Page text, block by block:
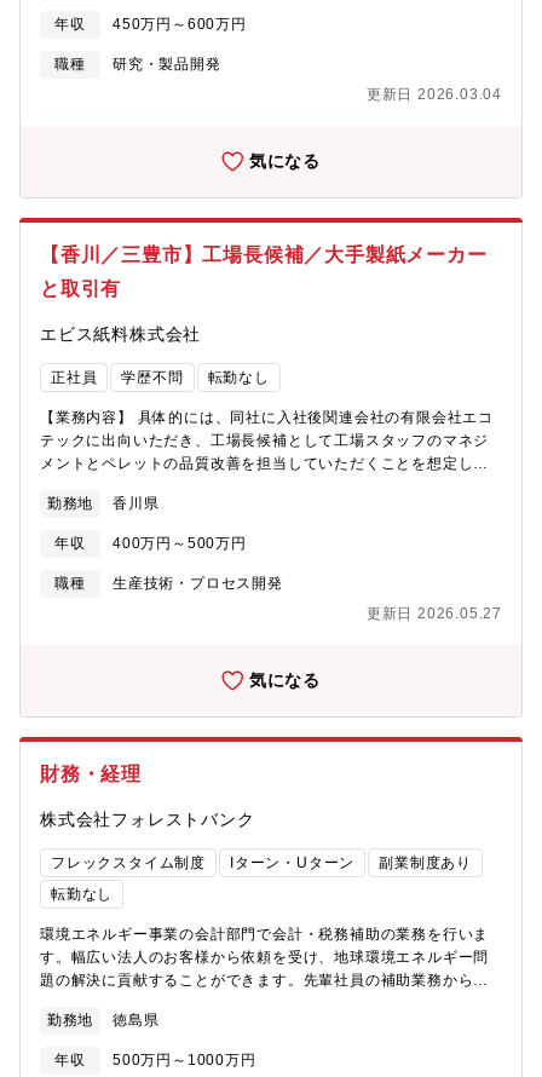
たな産業廃棄物処理技術の開発（化学分解処理、高効率熱分解処
理、水素合成・メタネーション等）■有用資源のリサイクル・再資
源化技術の開発（金属の分離・精製、貴金属の吸着回収、廃プラ
（新規分解菌の探求、微生物による金属回収、燃料・製剤・製品
とし、主に6つの分野で環境事業を展開。社会への貢献性も高く、
昨今は環境問題に多くの企業様が課題を持っており当社のニーズ
は拡大中です。160億を超える売上を誇り財務基盤も安定しており
安定性や将来性も抜群です。
年収 450万円～600万円
職種
研究・製品開発
更新日 2026.03.04
気になる
【香川／三豊市】工場長候補／大手製紙メーカー
と取引有
エビス紙料株式会社
正社員 学歴不問 転勤なし
【業務内容】 具体的には、同社に入社後関連会社の有限会社エコ
テックに出向いただき、工場長候補として工場スタッフのマネジ
メントとペレットの品質改善を担当していただくことを想定して
ットの品質改善活動（SPC認証などを取得して再生プラ事業者と
して品質・生産性・安全・環境改善に取り組んでいく方針）※詳
細な業務内容についてはご面接時にご説明させていただきます※
勤務地 香川県
年収 400万円～500万円
職種
生産技術・プロセス開発
更新日 2026.05.27
気になる
財務・経理
株式会社フォレストバンク
フレックスタイム制度 Iターン・Uターン
副業制度あり
転勤なし
環境エネルギー事業の会計部門で会計・税務補助の業務を行いま
す。幅広い法人のお客様から依頼を受け、地球環境エネルギー問
題の解決に貢献することができます。先輩社員の補助業務から、
の立ち上げ時に生じる業務などを一緒に行っていただきます。●会
計業務（会計、監査対応、資金調達、税務）●SPCの運営（立上
げ、運用、IR対応、各種申請）【フィットする人物像】・上場企
勤務地 徳島県
年収 500万円～1000万円